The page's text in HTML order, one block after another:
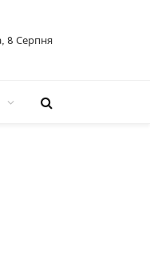
8 Серпня